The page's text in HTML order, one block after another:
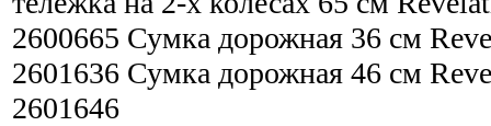
2600665 Сумка дорожная 36 см
2601636 Сумка дорожная 46 см
2601646